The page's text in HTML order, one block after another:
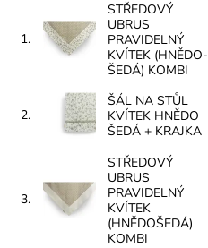
1.
STŘEDOVÝ
UBRUS
PRAVIDELNÝ
KVÍTEK (HNĚDO-
ŠEDÁ) KOMBI
2.
ŠÁL NA STŮL
KVÍTEK HNĚDO
ŠEDÁ + KRAJKA
3.
STŘEDOVÝ
UBRUS
PRAVIDELNÝ
KVÍTEK
(HNĚDOŠEDÁ)
KOMBI